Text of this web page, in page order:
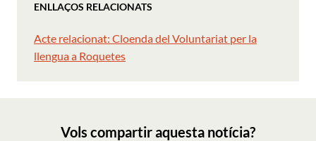
ENLLAÇOS RELACIONATS
Acte relacionat: Cloenda del Voluntariat per la
llengua a Roquetes
Vols compartir aquesta notícia?